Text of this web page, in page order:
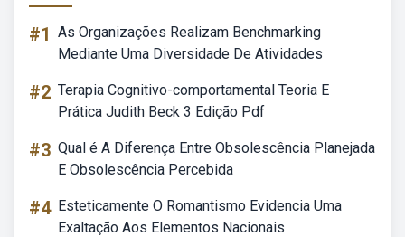
#1 As Organizações Realizam Benchmarking
Mediante Uma Diversidade De Atividades
#2 Terapia Cognitivo-comportamental Teoria E
Prática Judith Beck 3 Edição Pdf
#3 Qual é A Diferença Entre Obsolescência Planejada
E Obsolescência Percebida
#4 Esteticamente O Romantismo Evidencia Uma
Exaltação Aos Elementos Nacionais